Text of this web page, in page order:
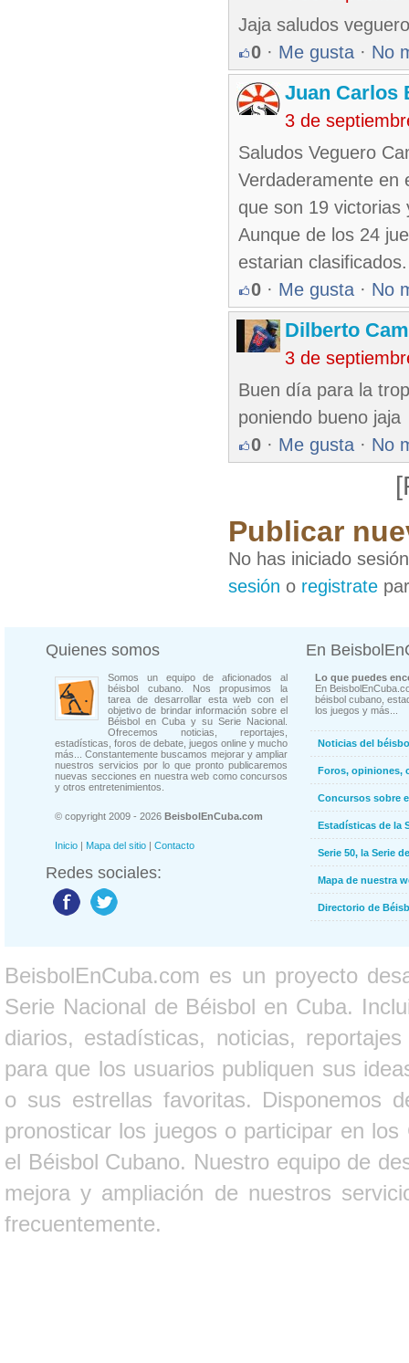
Jaja saludos
0 · Me gusta · No
Juan Carlos
3 de
Saludos Veguero
Verdaderamente en
que son 19 victorias
Aunque de los 24
estarian clasificados.
0 · Me gusta · No
Dilberto
3 de
Buen día para la
poniendo bueno jaja
0 · Me gusta · No
Publicar
No has iniciado
sesión o registrate
Quienes somos
Somos un equipo de aficionados al
béisbol cubano. Nos propusimos la
tarea de desarrollar esta web con el
objetivo de brindar información sobre el
Béisbol en Cuba y su Serie Nacional.
Ofrecemos noticias, reportajes,
estadísticas, foros de debate, juegos online y mucho
más... Constantemente buscamos mejorar y ampliar
nuestros servicios por lo que pronto publicaremos
nuevas secciones en nuestra web como concursos
y otros entretenimientos.
© copyright 2009 - 2026 BeisbolEnCuba.com
Inicio | Mapa del sitio | Contacto
Redes sociales:
En
Lo que puedes
En
béisbol cubano,
los juegos y más...
Noticias del
Foros, opiniones,
Concursos sobre
Estadísticas de la
Serie 50, la Serie
Mapa de nuestra
Directorio de
BeisbolEnCuba.com es un proyecto
Serie Nacional de Béisbol en Cuba.
diarios, estadísticas, noticias,
para que los usuarios publiquen sus
o sus estrellas favoritas. Disponemos
pronosticar los juegos o participar en
el Béisbol Cubano. Nuestro equipo de
mejora y ampliación de nuestros
frecuentemente.